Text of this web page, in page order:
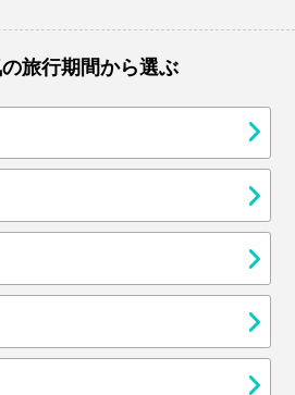
旅行期間から選ぶ